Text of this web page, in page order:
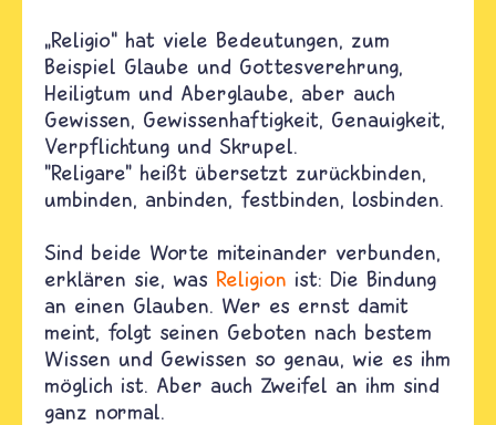
„Religio“ hat viele Bedeutungen, zum
Beispiel Glaube und Gottesverehrung,
Heiligtum und Aberglaube, aber auch
Gewissen, Gewissenhaftigkeit, Genauigkeit,
Verpflichtung und Skrupel.
"Religare" heißt übersetzt zurückbinden,
umbinden, anbinden, festbinden, losbinden.
Sind beide Worte miteinander verbunden,
erklären sie, was Religion ist: Die Bindung
an einen Glauben. Wer es ernst damit
meint, folgt seinen Geboten nach bestem
Wissen und Gewissen so genau, wie es ihm
möglich ist. Aber auch Zweifel an ihm sind
ganz normal.